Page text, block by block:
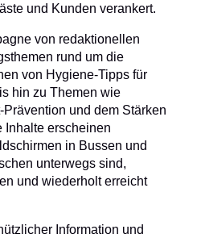
und Kunden verankert.
von redaktionellen
rund um die
von Hygiene-Tipps für
hin zu Themen wie
und dem Stärken
Inhalte erscheinen
in Bussen und
unterwegs sind,
und wiederholt erreicht
Information und